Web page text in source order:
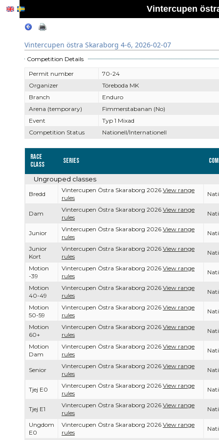
Vintercupen
Vintercupen östra Skaraborg 4-6, 2026-02-07
Competition Details
Permit number
70-24
Organizer
Töreboda MK
Branch
Enduro
Arena (temporary)
Fimmerstabanan (No)
Event
Typ 1 Mixad
Competition Status
Nationell/Internationell
Race
Class
Series
Ungrouped classes
Bredd
Vintercupen Östra Skaraborg 2026 View range
rules
Dam
Vintercupen Östra Skaraborg 2026 View range
rules
Junior
Vintercupen Östra Skaraborg 2026 View range
rules
Junior
Kort
Vintercupen Östra Skaraborg 2026 View range
rules
Motion
-39
Vintercupen Östra Skaraborg 2026 View range
rules
Motion
40-49
Vintercupen Östra Skaraborg 2026 View range
rules
Motion
50-59
Vintercupen Östra Skaraborg 2026 View range
rules
Motion
60+
Vintercupen Östra Skaraborg 2026 View range
rules
Motion
Dam
Vintercupen Östra Skaraborg 2026 View range
rules
Senior
Vintercupen Östra Skaraborg 2026 View range
rules
Tjej E0
Vintercupen Östra Skaraborg 2026 View range
rules
Tjej E1
Vintercupen Östra Skaraborg 2026 View range
rules
Ungdom
E0
Vintercupen Östra Skaraborg 2026 View range
rules